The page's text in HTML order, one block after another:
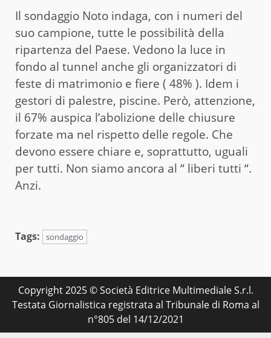
Il sondaggio Noto indaga, con i numeri del
suo campione, tutte le possibilità della
ripartenza del Paese. Vedono la luce in
fondo al tunnel anche gli organizzatori di
feste di matrimonio e fiere ( 48% ). Idem i
gestori di palestre, piscine. Però, attenzione,
il 67% auspica l’abolizione delle chiusure
forzate ma nel rispetto delle regole. Che
devono essere chiare e, soprattutto, uguali
per tutti. Non siamo ancora al “ liberi tutti “.
Anzi.
Tags: sondaggio
Copyright 2025 © Società Editrice Multimediale S.r.l.
Testata Giornalistica registrata al Tribunale di Roma al
n°805 del 14/12/2021